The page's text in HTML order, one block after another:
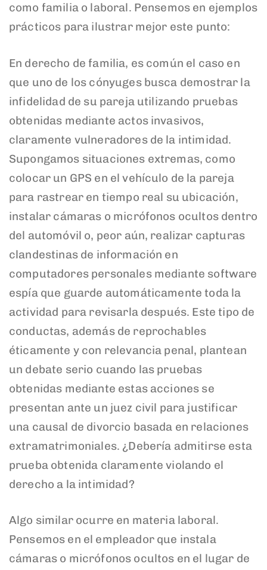
como familia o laboral. Pensemos en ejemplos
prácticos para ilustrar mejor este punto:
En derecho de familia, es común el caso en
que uno de los cónyuges busca demostrar la
infidelidad de su pareja utilizando pruebas
obtenidas mediante actos invasivos,
claramente vulneradores de la intimidad.
Supongamos situaciones extremas, como
colocar un GPS en el vehículo de la pareja
para rastrear en tiempo real su ubicación,
instalar cámaras o micrófonos ocultos dentro
del automóvil o, peor aún, realizar capturas
clandestinas de información en
computadores personales mediante software
espía que guarde automáticamente toda la
actividad para revisarla después. Este tipo de
conductas, además de reprochables
éticamente y con relevancia penal, plantean
un debate serio cuando las pruebas
obtenidas mediante estas acciones se
presentan ante un juez civil para justificar
una causal de divorcio basada en relaciones
extramatrimoniales. ¿Debería admitirse esta
prueba obtenida claramente violando el
derecho a la intimidad?
Algo similar ocurre en materia laboral.
Pensemos en el empleador que instala
cámaras o micrófonos ocultos en el lugar de